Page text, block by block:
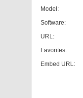
Model:
Software:
URL:
Favorites:
Embed URL: